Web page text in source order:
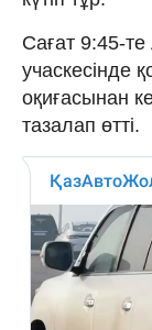
Сағат 9:45-
учаскесінде
оқиғасынан
тазалап өтті.